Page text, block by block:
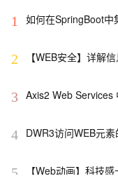
1
如何在SpringBoot中
2 【WEB安全】详解
3 Axis2 Web Services
4 DWR3访问WEB元
5